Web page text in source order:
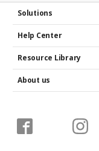
Solutions
Help Center
Resource Library
About us